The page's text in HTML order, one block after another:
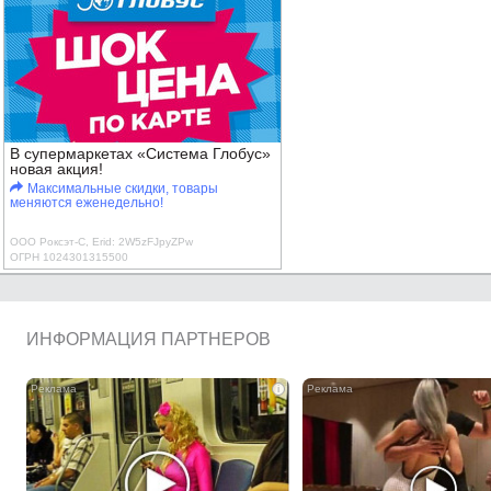
В супермаркетах «Система Глобус»
новая акция!
Максимальные скидки, товары
меняются еженедельно!
ООО Роксэт-С, Erid: 2W5zFJpyZPw
ОГРН 1024301315500
ИНФОРМАЦИЯ ПАРТНЕРОВ
i